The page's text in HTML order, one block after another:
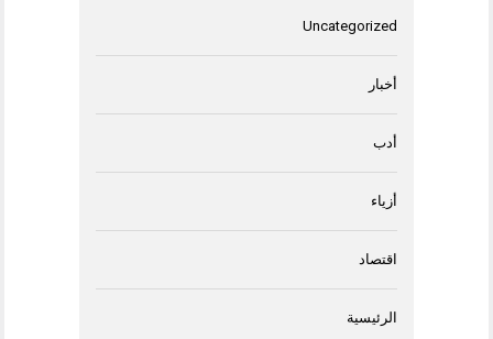
Uncategorized
أخبار
أدب
أزياء
اقتصاد
الرئيسية